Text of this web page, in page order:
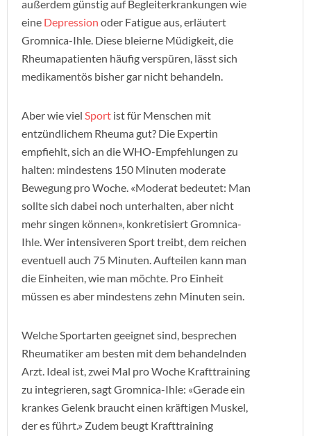
außerdem günstig auf Begleiterkrankungen wie
eine Depression oder Fatigue aus, erläutert
Gromnica-Ihle. Diese bleierne Müdigkeit, die
Rheumapatienten häufig verspüren, lässt sich
medikamentös bisher gar nicht behandeln.
Aber wie viel Sport ist für Menschen mit
entzündlichem Rheuma gut? Die Expertin
empfiehlt, sich an die WHO-Empfehlungen zu
halten: mindestens 150 Minuten moderate
Bewegung pro Woche. «Moderat bedeutet: Man
sollte sich dabei noch unterhalten, aber nicht
mehr singen können», konkretisiert Gromnica-
Ihle. Wer intensiveren Sport treibt, dem reichen
eventuell auch 75 Minuten. Aufteilen kann man
die Einheiten, wie man möchte. Pro Einheit
müssen es aber mindestens zehn Minuten sein.
Welche Sportarten geeignet sind, besprechen
Rheumatiker am besten mit dem behandelnden
Arzt. Ideal ist, zwei Mal pro Woche Krafttraining
zu integrieren, sagt Gromnica-Ihle: «Gerade ein
krankes Gelenk braucht einen kräftigen Muskel,
der es führt.» Zudem beugt Krafttraining